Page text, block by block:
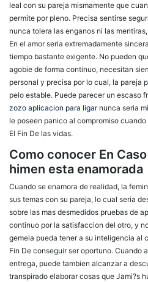
leal con su pareja mismamente que
permite por pleno. Precisa sentirse
nunca tolera las enganos ni las
En el amor seri­a extremadamente
tiempo bastante exigente. No pueden
agobie de forma continuo, necesitan
personal y precisa por lo cual, la pareja
pelo estable. Puede parecer un escaso
zozo aplicacion para ligarnunca seri­a
le poseen panico al compromiso
El Fin De las vidas.
Como conocer En
himen esta enamorada
Cuando se enamora de realidad, la
sus temas con su pareja, lo cual seri­a
sobre las mas desmedidos pruebas de
continuo por la satisfaccion del otro, y
gemela pueda tener a su inteligencia al
Fin De conseguir ser oportuno. Cuando
entrega, puede tambien alcanzar a
transpirado elaborar cosas que Jami?s